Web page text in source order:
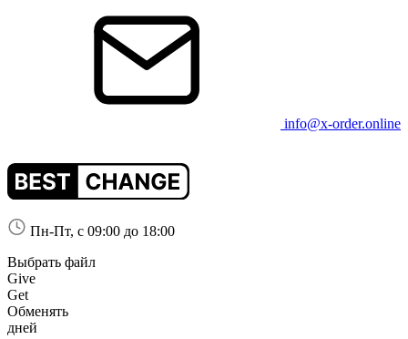
info@x-order.online
Пн-Пт, с 09:00 до 18:00
Выбрать файл
Give
Get
Обменять
дней